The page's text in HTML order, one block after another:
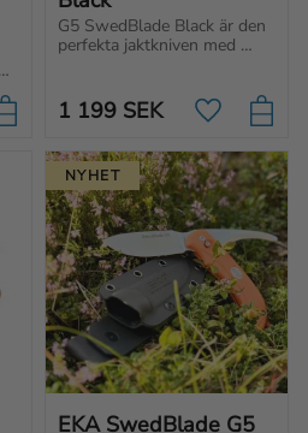
i favoriter
G5 SwedBlade Black är den
perfekta jaktkniven med
rakbladsvasst knivblad för
optimalt grepp och
1 199 SEK Lägg till i
EKA SwedBlade G5
NYHET